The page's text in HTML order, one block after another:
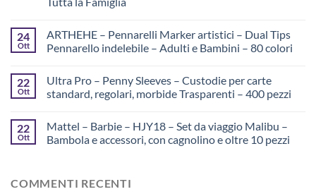
24
Ott
ARTHEHE – Pennarelli Marker artistici – Dual Tips
Pennarello indelebile – Adulti e Bambini – 80 colori
22
Ott
Ultra Pro – Penny Sleeves – Custodie per carte
standard, regolari, morbide Trasparenti – 400 pezzi
22
Ott
Mattel – Barbie – HJY18 – Set da viaggio Malibu –
Bambola e accessori, con cagnolino e oltre 10 pezzi
COMMENTI RECENTI